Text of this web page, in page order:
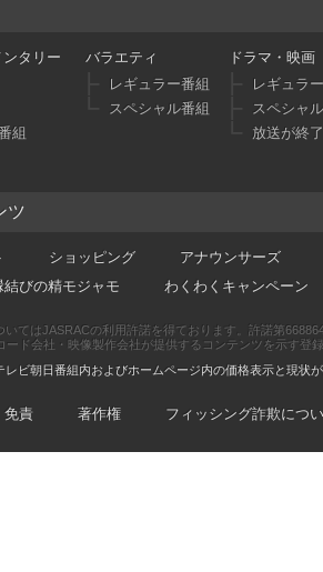
タリー
組
バラエティ
レギュラー番組
スペシャル番組
ドラマ・映画
レギュラ
スペシャ
放送が終
ツ
ショッピング
アナウンサーズ
結びの精モジャモ わくわくキャンペーン
いてはJASRACの利用許諾を得ております。許諾第
ード会社・映像製作会社が提供するコンテンツを示す登
レビ朝日番組内およびホームページ内の価格表示と現状
免責 著作権 フィッシング詐欺につ